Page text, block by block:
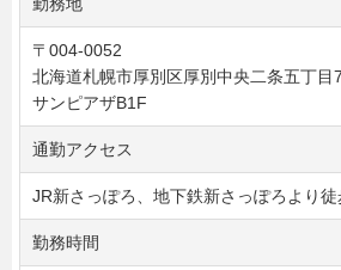
勤務地
〒004-0052
北海道札幌市厚別区厚別中央二条五丁目7
サンピアザB1F
通勤アクセス
JR新さっぽろ、地下鉄新さっぽろより
勤務時間